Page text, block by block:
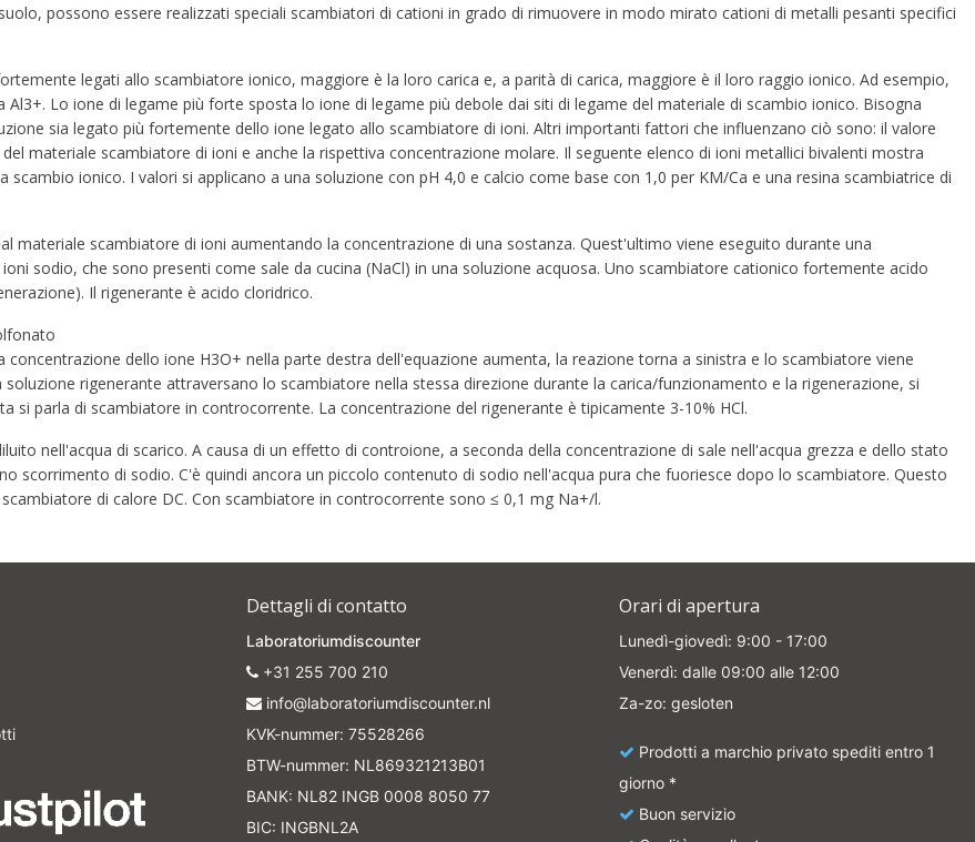
possono essere realizzati speciali scambiatori di cationi in grado di rimuovere in modo mirato cationi di metalli pesanti specifici
legati allo scambiatore ionico, maggiore è la loro carica e, a parità di carica, maggiore è il loro raggio ionico. Ad esempio,
Lo ione di legame più forte sposta lo ione di legame più debole dai siti di legame del materiale di scambio ionico. Bisogna
sia legato più fortemente dello ione legato allo scambiatore di ioni. Altri importanti fattori che influenzano ciò sono: il valore
materiale scambiatore di ioni e anche la rispettiva concentrazione molare. Il seguente elenco di ioni metallici bivalenti mostra
ionico. I valori si applicano a una soluzione con pH 4,0 e calcio come base con 1,0 per KM/Ca e una resina scambiatrice di
materiale scambiatore di ioni aumentando la concentrazione di una sostanza. Quest'ultimo viene eseguito durante una
sodio, che sono presenti come sale da cucina (NaCl) in una soluzione acquosa. Uno scambiatore cationico fortemente acido
Il rigenerante è acido cloridrico.
dello ione H3O+ nella parte destra dell'equazione aumenta, la reazione torna a sinistra e lo scambiatore viene
rigenerante attraversano lo scambiatore nella stessa direzione durante la carica/funzionamento e la rigenerazione, si
si parla di scambiatore in controcorrente. La concentrazione del rigenerante è tipicamente 3-10% HCl.
nell'acqua di scarico. A causa di un effetto di controione, a seconda della concentrazione di sale nell'acqua grezza e dello stato
scorrimento di sodio. C'è quindi ancora un piccolo contenuto di sodio nell'acqua pura che fuoriesce dopo lo scambiatore. Questo
di calore DC. Con scambiatore in controcorrente sono ≤ 0,1 mg Na+/l.
Dettagli di contatto
Laboratoriumdiscounter
+31 255 700 210
info@laboratoriumdiscounter.nl
KVK-nummer: 75528266
BTW-nummer: NL869321213B01
BANK: NL82 INGB 0008 8050 77
BIC: INGBNL2A
Orari di apertura
Lunedì-giovedì: 9:00 - 17:00
Venerdì: dalle 09:00 alle 12:00
Za-zo: gesloten
Prodotti a marchio privato spediti entro 1
giorno *
Buon servizio